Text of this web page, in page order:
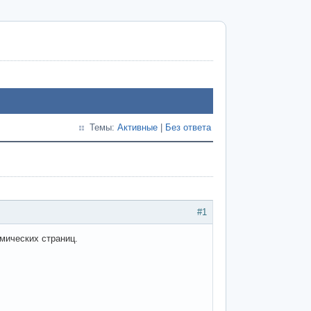
Темы: Активные Без ответа
#1
страниц.